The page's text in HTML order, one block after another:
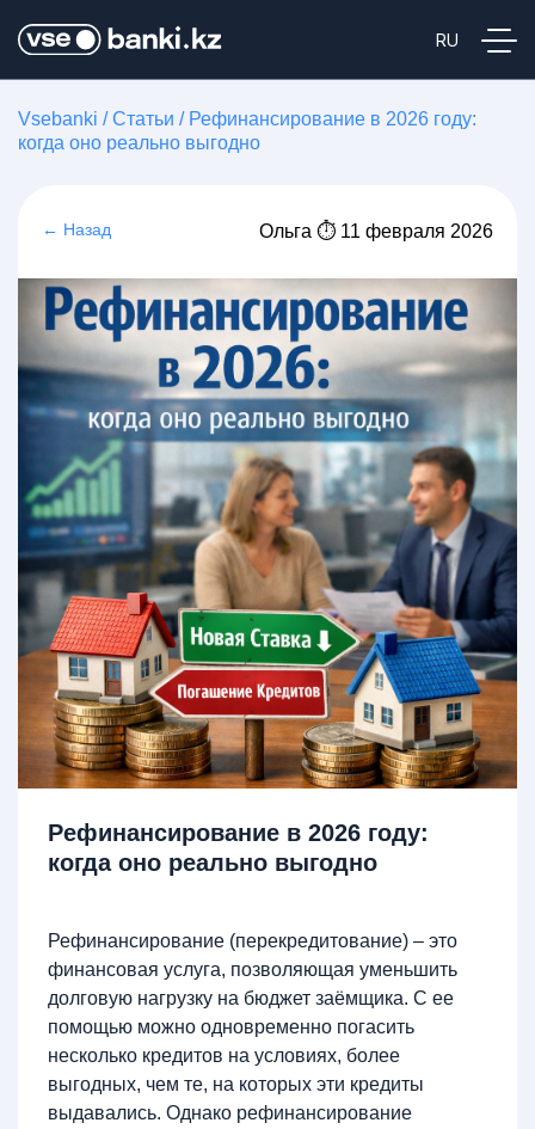
Vsebanki /Статьи / Рефинансирование в 2026 году:
когда оно реально выгодно
← Назад Ольга ⏱ 11 февраля 2026
Рефинансирование в 2026 году:
когда оно реально выгодно
Рефинансирование (перекредитование) – это
финансовая услуга, позволяющая уменьшить
долговую нагрузку на бюджет заёмщика. С ее
помощью можно одновременно погасить
несколько кредитов на условиях, более
выгодных, чем те, на которых эти кредиты
выдавались. Однако рефинансирование